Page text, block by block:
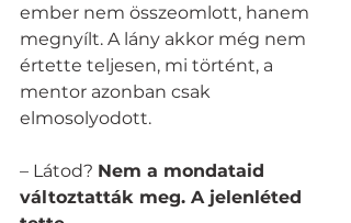
ember nem összeomlott, hanem
megnyílt. A lány akkor még nem
értette teljesen, mi történt, a
mentor azonban csak
elmosolyodott.
– Látod? Nem a mondataid
változtatták meg. A jelenléted